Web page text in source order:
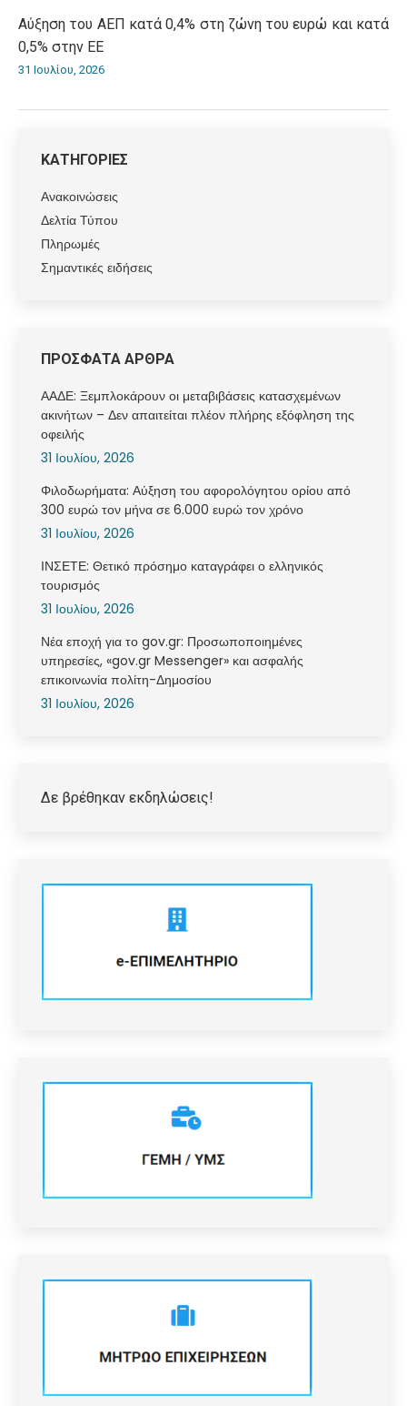
Αύξηση του ΑΕΠ κατά 0,4% στη ζώνη του ευρώ και κατά
0,5% στην ΕΕ
31 Ιουλίου, 2026
ΚΑΤΗΓΟΡΙΕΣ
Ανακοινώσεις
Δελτία Τύπου
Πληρωμές
Σημαντικές ειδήσεις
ΠΡΟΣΦΑΤΑ ΑΡΘΡΑ
ΑΑΔΕ: Ξεμπλοκάρουν οι μεταβιβάσεις κατασχεμένων
ακινήτων – Δεν απαιτείται πλέον πλήρης εξόφληση της
οφειλής
31 Ιουλίου, 2026
Φιλοδωρήματα: Αύξηση του αφορολόγητου ορίου από
300 ευρώ τον μήνα σε 6.000 ευρώ τον χρόνο
31 Ιουλίου, 2026
ΙΝΣΕΤΕ: Θετικό πρόσημο καταγράφει ο ελληνικός
τουρισμός
31 Ιουλίου, 2026
Νέα εποχή για το gov.gr: Προσωποποιημένες
υπηρεσίες, «gov.gr Messenger» και ασφαλής
επικοινωνία πολίτη-Δημοσίου
31 Ιουλίου, 2026
Δε βρέθηκαν εκδηλώσεις!